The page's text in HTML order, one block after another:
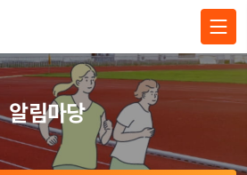
전체메뉴 닫기
알림마당